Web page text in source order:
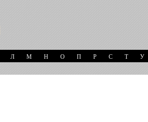
Л М Н О П Р С Т У